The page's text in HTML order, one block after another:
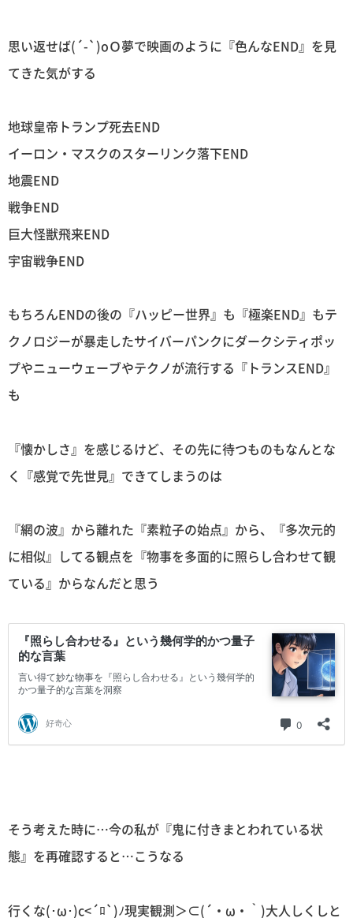
思い返せば(´-`)oＯ夢で映画のように『色んなEND』を見
てきた気がする
地球皇帝トランプ死去END
イーロン・マスクのスターリンク落下END
地震END
戦争END
巨大怪獣飛来END
宇宙戦争END
もちろんENDの後の『ハッピー世界』も『極楽END』もテ
クノロジーが暴走したサイバーパンクにダークシティポッ
プやニューウェーブやテクノが流行する『トランスEND』
も
『懐かしさ』を感じるけど、その先に待つものもなんとな
く『感覚で先世見』できてしまうのは
『網の波』から離れた『素粒子の始点』から、『多次元的
に相似』してる観点を『物事を多面的に照らし合わせて観
ている』からなんだと思う
そう考えた時に…今の私が『鬼に付きまとわれている状
態』を再確認すると…こうなる
行くな(･ω･)c<´ﾛ`)ﾉ現実観測＞⊂(´・ω・｀)大人しくしと